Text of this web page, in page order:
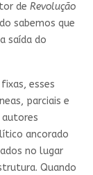
de Revolução
sabemos que
saída do
esses
parciais e
autores
ancorado
no lugar
Quando